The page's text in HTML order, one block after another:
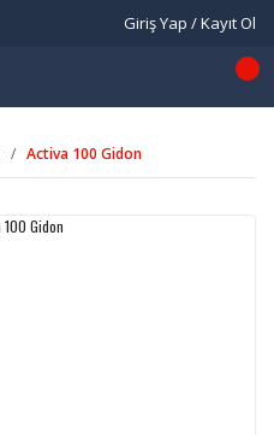
Giriş Yap / Kayıt Ol
Activa 100 Gidon